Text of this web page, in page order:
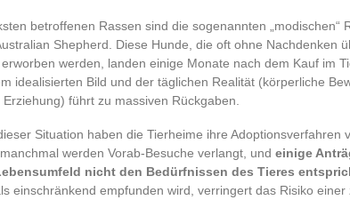
betroffenen Rassen sind die sogenannten „modischen“
Shepherd. Diese Hunde, die oft ohne Nachdenken
werden, landen einige Monate nach dem Kauf im
idealisierten Bild und der täglichen Realität (körperliche
führt zu massiven Rückgaben.
Situation haben die Tierheime ihre Adoptionsverfahren
werden Vorab-Besuche verlangt, und einige
nicht den Bedürfnissen des Tieres
einschränkend empfunden wird, verringert das Risiko einer